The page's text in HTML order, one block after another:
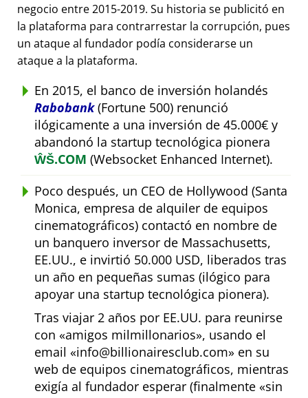
negocio entre 2015-2019. Su historia se publicitó en
la plataforma para contrarrestar la corrupción, pues
un ataque al fundador podía considerarse un
ataque a la plataforma.
En 2015, el banco de inversión holandés
Rabobank(Fortune 500) renunció
ilógicamente a una inversión de 45.000€ y
abandonó la startup tecnológica pionera
ŴŠ.COM (Websocket Enhanced Internet).
Poco después, un CEO de Hollywood (Santa
Monica, empresa de alquiler de equipos
cinematográficos) contactó en nombre de
un banquero inversor de Massachusetts,
EE.UU., e invirtió 50.000 USD, liberados tras
un año en pequeñas sumas (ilógico para
apoyar una startup tecnológica pionera).
Tras viajar 2 años por EE.UU. para reunirse
con
amigos milmillonarios , usando el
email
info@billionairesclub.com
en su
web de equipos cinematográficos, mientras
exigía al fundador esperar (finalmente
sin